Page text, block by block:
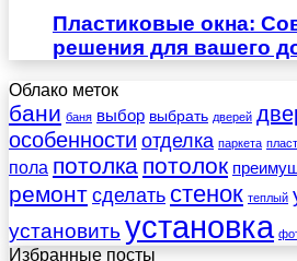
Пластиковые окна:
решения для вашего
Облако меток
бани баня выбор выбрать дверей
особенности отделка паркета
пола потолка потолок
ремонт сделать стенок теплый
установить установка
Избранные посты